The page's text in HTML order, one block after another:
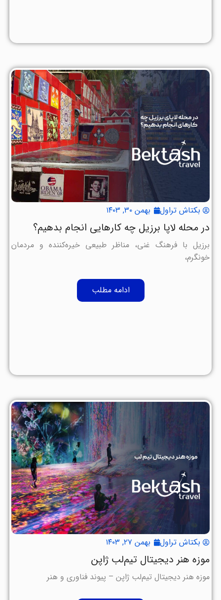
بکتاش تراول بهمن ۳۰, ۱۴۰۳
در محله لاپا برزیل چه کارهایی انجام بدهیم؟
برزیل با فرهنگ غنی، مناظر طبیعی خیره‌کننده و مردمان
خونگرم،
ادامه مطلب
بکتاش تراول بهمن ۲۷, ۱۴۰۳
موزه هنر دیجیتال تیم‌لب ژاپن
موزه هنر دیجیتال تیم‌لب ژاپن – پیوند فناوری و هنر